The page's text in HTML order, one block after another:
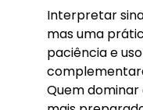
Interpretar
mas uma
paciência e
Quem